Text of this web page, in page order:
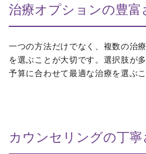
治療オプションの豊富
一つの方法だけでなく、複数の治
を選ぶことが大切です。選択肢が
予算に合わせて最適な治療を選ぶ
カウンセリングの丁寧